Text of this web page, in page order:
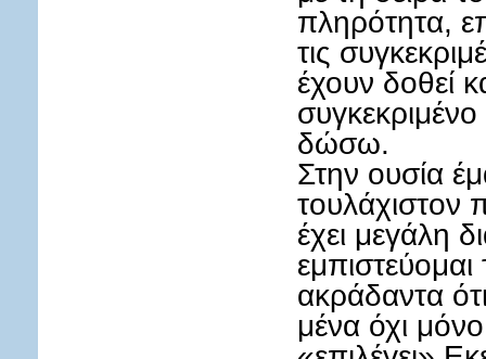
πληρότητα,
τις
έχουν δοθεί
δώσω.
Στην ουσία
έχει μεγάλη
εμπιστεύομαι
ακράδαντα
μένα όχι